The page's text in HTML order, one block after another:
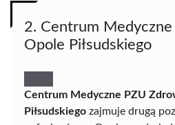
2. Centrum
Opole Piłsudskiego
Centrum Medyczne PZU
Piłsudskiego zajmuje drugą